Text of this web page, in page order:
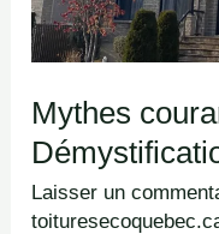
Mythes
Laisser un
Conseils